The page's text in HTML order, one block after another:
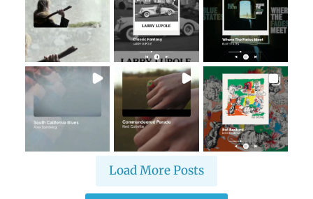
Load More Posts